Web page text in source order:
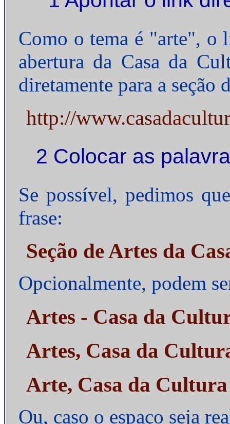
Como o tema é "arte", o
abertura da Casa da
diretamente para a seção
http://
2 Colocar as
Se possível, pedimos
frase:
Seção de Artes da
Opcionalmente, podem
Artes - Casa da
Artes, Casa da
Arte, Casa da Cultura
Ou, caso o espaço seja